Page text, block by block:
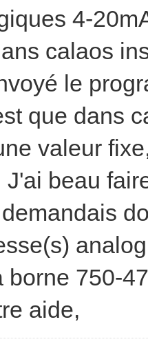
4-
calaos
le
que dans
valeur
beau
borne 750-
aide,